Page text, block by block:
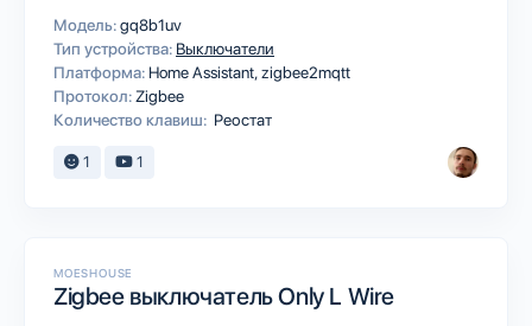
Модель:gq8b1uv
Тип устройства: Выключатели
Платформа: Home Assistantzigbee2mqtt
Протокол: Zigbee
Количество клавиш: Реостат
1 1
MOESHOUSE
Zigbee выключатель Only L Wire